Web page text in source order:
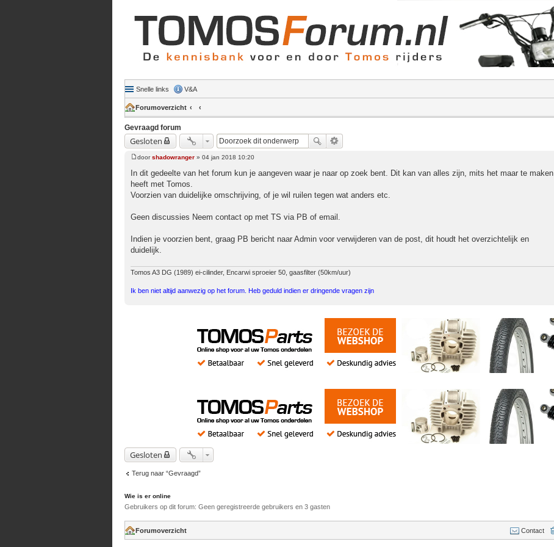
Snelle links V&A
Forumoverzicht
Gevraagd forum
Gesloten
doorshadowranger» 04 jan 2018 10:20
In dit gedeelte van het forum kun je aangeven waar je naar op zoek bent. Dit kan van alles zijn, mits het maar te maken
heeft met Tomos.
Voorzien van duidelijke omschrijving, of je wil ruilen tegen wat anders etc.
Geen discussies Neem contact op met TS via PB of email.
Indien je voorzien bent, graag PB bericht naar Admin voor verwijderen van de post, dit houdt het overzichtelijk en
duidelijk.
Tomos A3 DG (1989) ei-cilinder, Encarwi sproeier 50, gaasfilter (50km/uur)
Ik ben niet altijd aanwezig op het forum. Heb geduld indien er dringende vragen zijn
Gesloten
Terug naar “Gevraagd”
Wie is er online
Gebruikers op dit forum: Geen geregistreerde gebruikers en 3 gasten
Forumoverzicht Contact